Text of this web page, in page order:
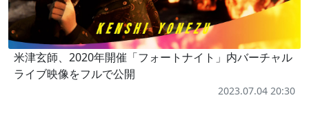
米津玄師、2020年開催「フォートナイト」内バーチャル
ライブ映像をフルで公開
2023.07.04 20:30